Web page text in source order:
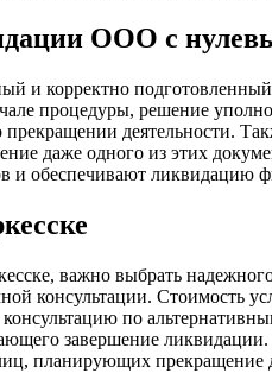
ООО с
и корректно
процедуры, решение
деятельности.
даже одного из этих
и обеспечивают ликвидацию
важно выбрать
консультации. Стоимость
по
завершение
планирующих прекращение